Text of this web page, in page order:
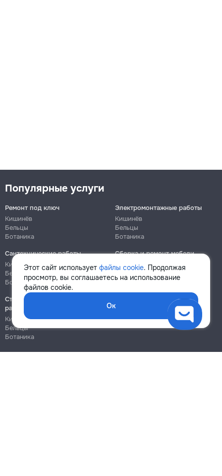
Этот сайт использует файлы cookie. Продолжая
просмотр, вы соглашаетесь на использование
файлов cookie.
Ок
Популярные услуги
Ремонт под ключ
Кишинёв
Бельцы
Ботаника
Электромонтажные работы
Кишинёв
Бельцы
Ботаника
Сантехнические работы
Кишинёв
Бельцы
Ботаника
Сборка и ремонт мебели
Кишинёв
Ботаника
Строительно-монтажные
работы
Кишинёв
Бельцы
Ботаника